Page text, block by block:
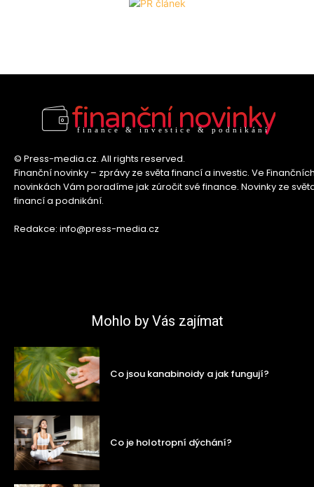
finanční novinky
finance & investice & podnikání
© Press-media.cz. All rights reserved.
Finanční novinky – zprávy ze světa financí a investic. Ve
novinkách Vám poradíme jak zúročit své finance. Novinky ze
financí a podnikání.
Redakce: info@press-media.cz
Mohlo by Vás zajímat
Co jsou kanabinoidy a jak fungují?
Co je holotropní dýchání?